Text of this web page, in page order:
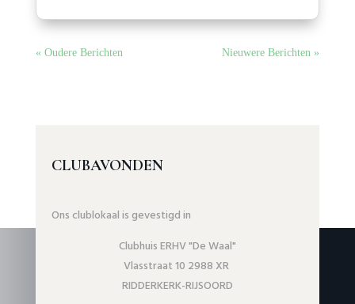
« Oudere Berichten Nieuwere Berichten »
CLUBAVONDEN
Ons clublokaal is gevestigd in
Clubhuis ERHV "De Waal"
Vlasstraat 10 2988 XR
RIDDERKERK-RIJSOORD